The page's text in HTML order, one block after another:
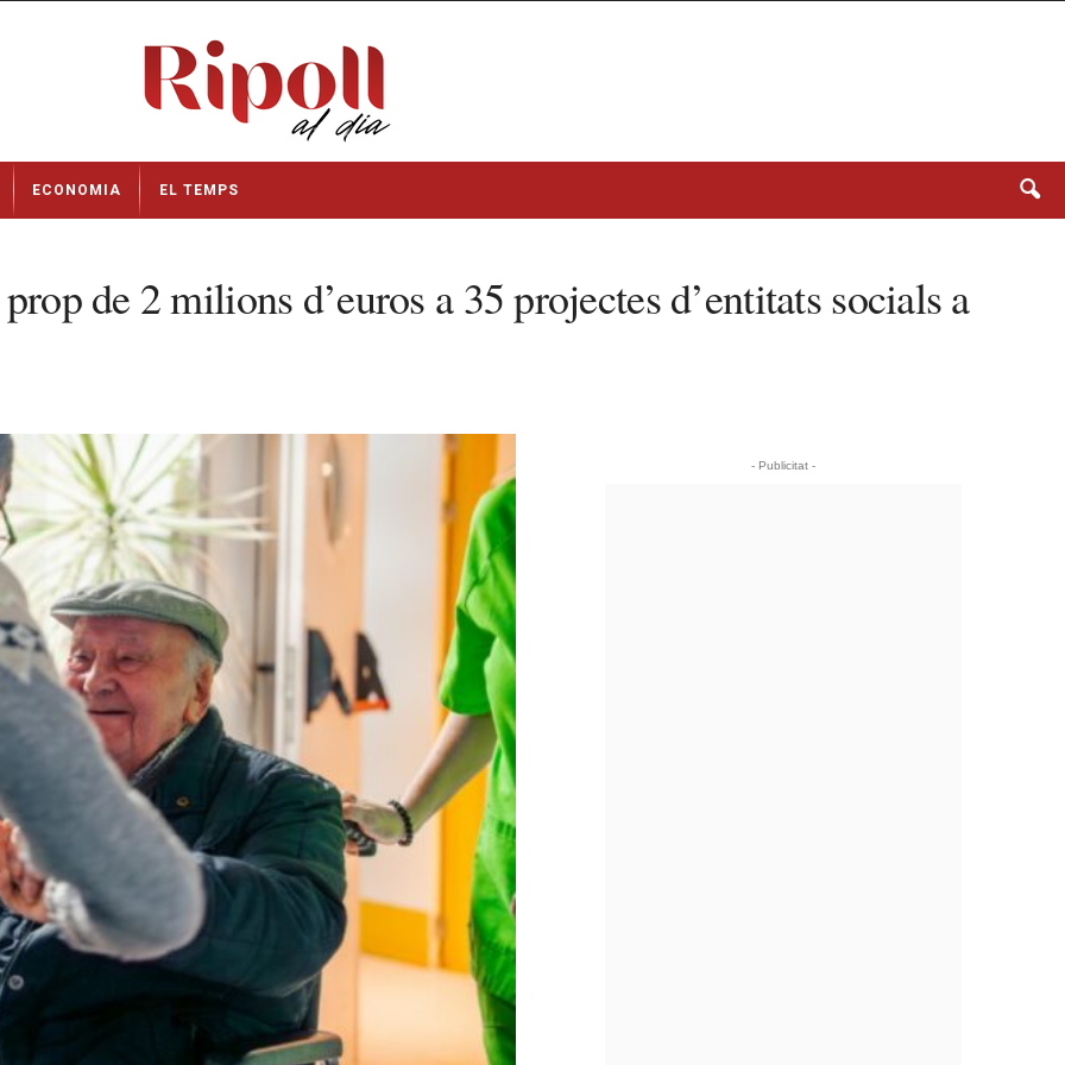
ECONOMIA EL TEMPS
de 2 milions d’euros a 35 projectes d’entitats socials a
- Publicitat -